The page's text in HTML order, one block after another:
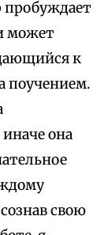
пробуждает
может
к
поучением.
она
свою